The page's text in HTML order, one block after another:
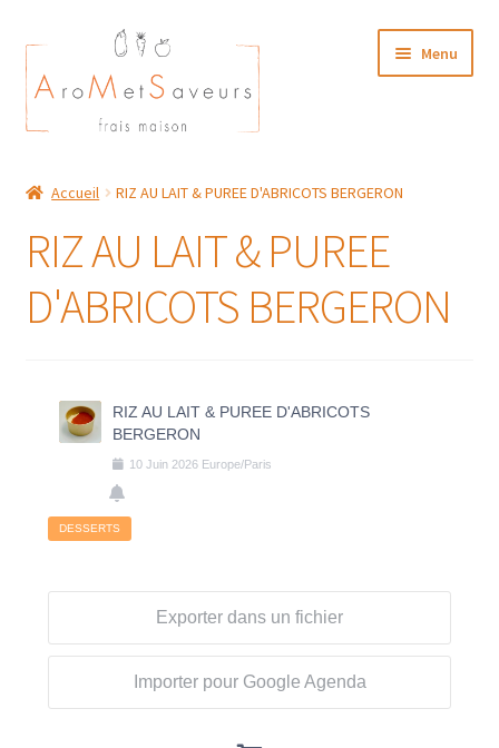
Aller
à
la
navigation
Aller
au
contenu
Menu
Accueil RIZ AU LAIT & PUREE D'ABRICOTS BERGERON
RIZ AU LAIT & PUREE
D'ABRICOTS BERGERON
RIZ AU LAIT & PUREE D'ABRICOTS
BERGERON
10 Juin 2026 Europe/Paris
DESSERTS
Exporter dans un fichier
Importer pour Google Agenda